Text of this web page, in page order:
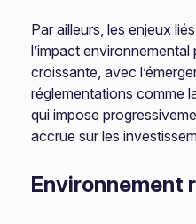
Par ailleurs, les enjeux
l’impact
croissante, avec
réglementations comme
qui impose
accrue sur les
Environnement